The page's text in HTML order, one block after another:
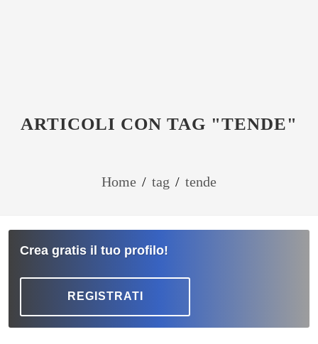
ARTICOLI CON TAG "TENDE"
Home / tag / tende
Crea gratis il tuo profilo!
REGISTRATI